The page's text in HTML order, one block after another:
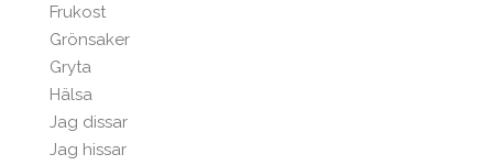
Frukost
Grönsaker
Gryta
Hälsa
Jag dissar
Jag hissar